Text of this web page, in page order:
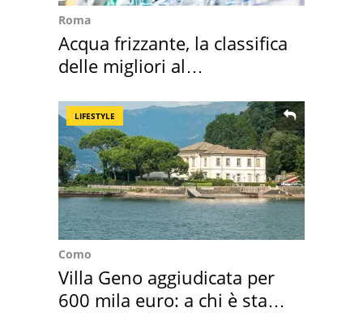
Roma
Acqua frizzante, la classifica
delle migliori al
LIFESTYLE
Como
Villa Geno aggiudicata per
600 mila euro: a chi è stata